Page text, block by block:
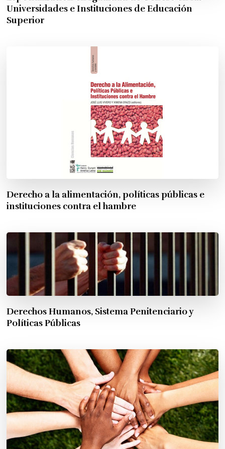
Universidades e Instituciones de Educación
Superior
Derecho a la alimentación, políticas públicas e
instituciones contra el hambre
Derechos Humanos, Sistema Penitenciario y
Políticas Públicas